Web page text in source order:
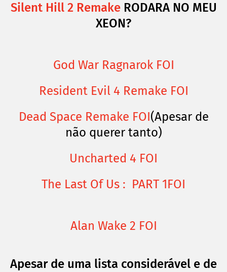
Silent Hill 2 RemakeRODARA NO MEU
XEON?
God War Ragnarok FOI
Resident Evil 4 Remake FOI
Dead Space Remake FOI(Apesar de
não querer tanto)
Uncharted 4 FOI
The Last Of Us : PART 1FOI
Alan Wake 2 FOI
Apesar de uma lista considerável e de